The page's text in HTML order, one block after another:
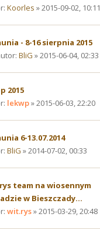
Koorles » 2015-09-02, 10:11
- 8-16 sierpnia 2015
BliG » 2015-06-04, 02:33
2015
lekwp» 2015-06-03, 22:20
6-13.07.2014
BliG » 2014-07-02, 00:33
team na wiosennym
w Bieszczady...
wit.rys» 2015-03-29, 20:48